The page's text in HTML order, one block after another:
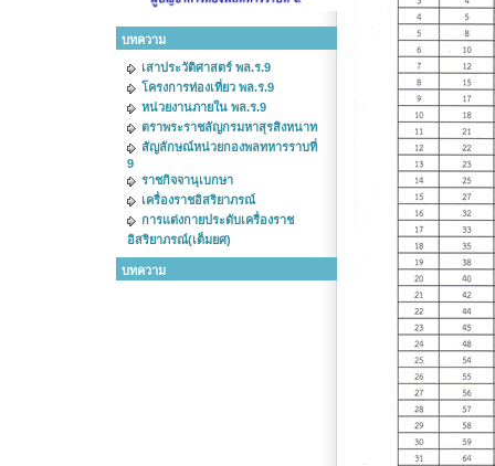
บทความ
เสาประวัติศาสตร์ พล.ร.9
โครงการท่องเที่ยว พล.ร.9
หน่วยงานภายใน พล.ร.9
ตราพระราชลัญกรมหาสุรสิงหนาท
สัญลักษณ์หน่วยกองพลทหารราบที่
9
ราชกิจจานุเบกษา
เครื่องราชอิสริยาภรณ์
การแต่งกายประดับเครื่องราช
อิสริยาภรณ์(เต็มยศ)
บทความ